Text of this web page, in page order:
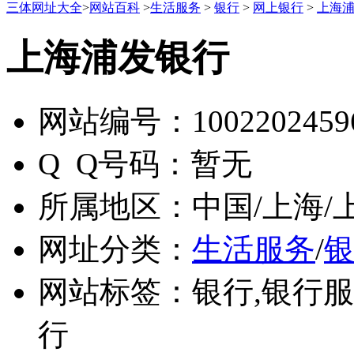
三体网址大全>网站百科 >生活服务 > 银行 > 网上银行 > 上海
上海浦发银行
网站编号：
Q Q号码： 暂无
所属地区： 中国/上海/
网址分类： 生活服务/
网站标签： 银行,银行
行